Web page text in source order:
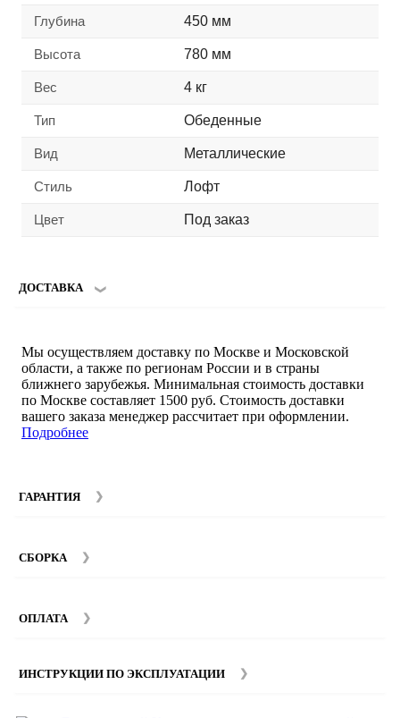
Глубина 450 мм
Высота 780 мм
Вес 4 кг
Тип Обеденные
Вид Металлические
Стиль Лофт
Цвет Под заказ
ДОСТАВКА
Мы осуществляем доставку по Москве и Московской
области, а также по регионам России и в страны
ближнего зарубежья. Минимальная стоимость доставки
по Москве составляет 1500 руб. Стоимость доставки
вашего заказа менеджер рассчитает при оформлении.
Подробнее
ГАРАНТИЯ
составляет 12 месяцев с момента покупки при
СБОРКА
Стоимость сборки зависит от количества и моделей
ОПЛАТА
ИНСТРУКЦИИ ПО ЭКСПЛУАТАЦИИ